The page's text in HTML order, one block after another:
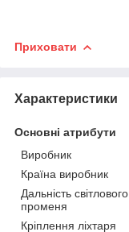
Приховати
Характеристики
Основні атрибути
Виробник
Країна виробник
Дальність світлового
променя
Кріплення ліхтаря